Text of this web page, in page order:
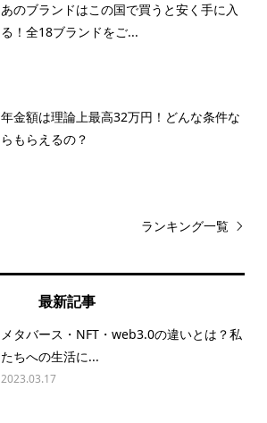
あのブランドはこの国で買うと安く手に入
る！全18ブランドをご...
年金額は理論上最高32万円！どんな条件な
らもらえるの？
ランキング一覧
最新記事
メタバース・NFT・web3.0の違いとは？私
たちへの生活に...
2023.03.17